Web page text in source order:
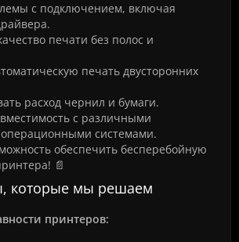
с подключением, включая
печати без полос и
печать двусторонних
расход чернил и бумаги.
с различными
системами.
обеспечить бесперебойную
📄
которые мы решаем
принтеров: